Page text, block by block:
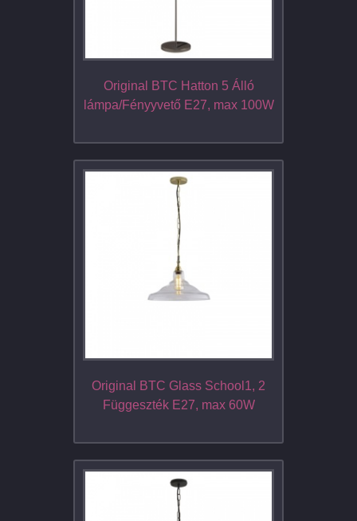
Original BTC Hatton 5 Álló
lámpa/Fényyvető E27, max 100W
Original BTC Glass School1, 2
Függeszték E27, max 60W